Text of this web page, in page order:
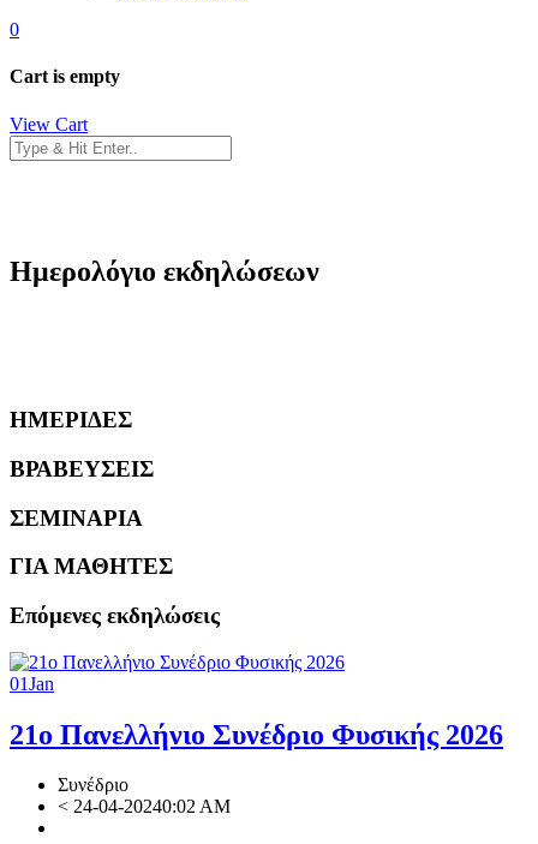
0
Cart is empty
View Cart
Ημερολόγιο εκδηλώσεων
ΗΜΕΡΙΔΕΣ
ΒΡΑΒΕΥΣΕΙΣ
ΣΕΜΙΝΑΡΙΑ
ΓΙΑ ΜΑΘΗΤΕΣ
Επόμενες εκδηλώσεις
01Jan
21ο Πανελλήνιο Συνέδριο Φυσικής 2026
Συνέδριο
< 24-04-20240:02 AM